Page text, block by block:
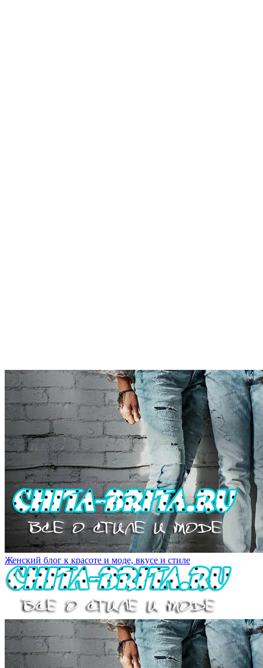
Женский блог к красоте и моде, вкусе и стиле